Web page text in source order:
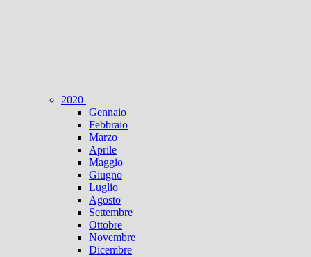
2020
Gennaio
Febbraio
Marzo
Aprile
Maggio
Giugno
Luglio
Agosto
Settembre
Ottobre
Novembre
Dicembre